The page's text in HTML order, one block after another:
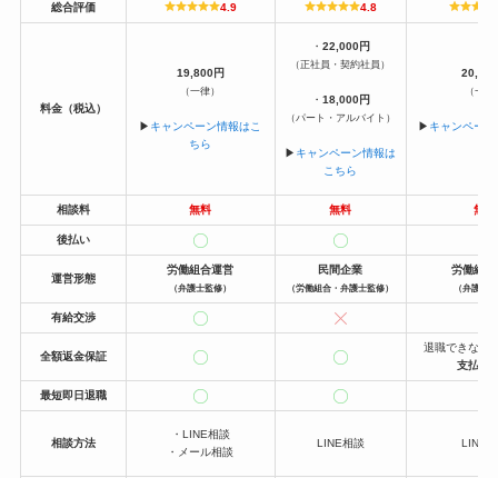
総合評価 4.9 4.8
料金（税込）
19,800円
（一律）
▶︎ キャンペーン情報はこ
ちら
・ 22,000円
（正社員・契約社員）
・ 18,000円
（パート・アルバイト）
▶︎ キャンペーン情報は
こちら
（一律
▶︎ キャンペー
相談料 無料 無料 無料
後払い
運営形態
労働組合運営
（弁護士監修）
民間企業
（労働組合・弁護士監修）
労働組
（弁護士
有給交渉
全額返金保証
退職できなか
支払い
最短即日退職
相談方法
・LINE相談
・メール相談
LINE相談 LINE